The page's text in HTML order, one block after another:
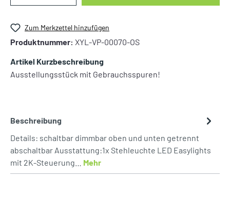
Zum Merkzettel hinzufügen
Produktnummer: XYL-VP-00070-OS
Artikel Kurzbeschreibung
Ausstellungsstück mit Gebrauchsspuren!
Beschreibung
Details: schaltbar dimmbar oben und unten getrennt
abschaltbar Ausstattung:1x Stehleuchte LED Easylights
mit 2K-Steuerung… Mehr